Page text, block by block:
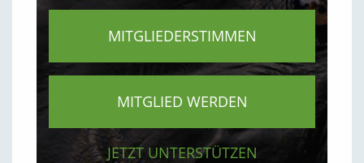
MITGLIEDERSTIMMEN
MITGLIED WERDEN
JETZT UNTERSTÜTZEN